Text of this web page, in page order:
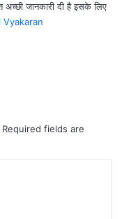
जानकारी दी है इसके लिए
Vyakaran
Required fields are